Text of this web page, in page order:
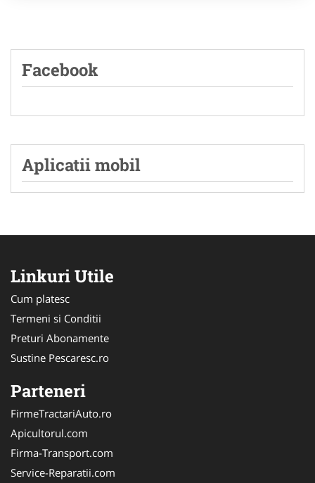
Facebook
Aplicatii mobil
Linkuri Utile
Cum platesc
Termeni si Conditii
Preturi Abonamente
Sustine Pescaresc.ro
Parteneri
FirmeTractariAuto.ro
Apicultorul.com
Firma-Transport.com
Service-Reparatii.com